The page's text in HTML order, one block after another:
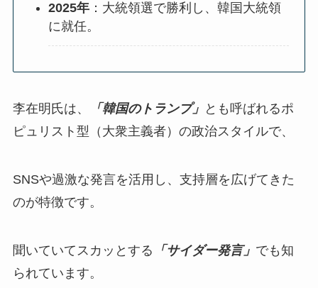
2025年 ：大統領選で勝利し、韓国大統領
に就任。
李在明氏は、 「韓国のトランプ」 とも呼ばれるポ
ピュリスト型（大衆主義者）の政治スタイルで、
SNSや過激な発言を活用し、支持層を広げてきた
のが特徴です。
聞いていてスカッとする 「サイダー発言」 でも知
られています。